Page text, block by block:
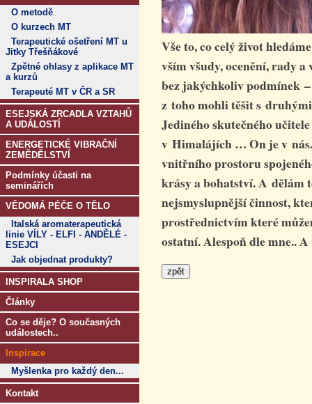
O metodě
O kurzech MT
Terapeutické ošetření MT u
Jitky Třešňákové
Zpětné ohlasy z aplikace MT
a kurzů
Terapeuté MT v ČR a SR
ESEJSKÁ ZRCADLA VZTAHŮ
A UDÁLOSTÍ
ENERGETICKÉ VIBRAČNÍ
ZEMĚDĚLSTVÍ
Podmínky účasti na
seminářích
VĚDOMÁ PÉČE O TĚLO
Italská aromaterapeutická
linie VÍLY - ELFI - ANDĚLÉ -
ESEJCI
Jak objednat produkty?
INSPIRALA SHOP
Články
Co se děje? O současných
událostech..
Inspirace
Myšlenka pro každý den...
Kontakt
Vše to, co celý život
vším všudy, ocenění, rady a
bez jakýchkoliv podmínek
z toho mohli těšit s
Jediného skutečného
v Himalájích … On je v nás.
vnitřního prostoru
krásy a bohatství. A dělám
nejsmyslupnější činnost,
prostřednictvím které
ostatní. Alespoň dle mne..